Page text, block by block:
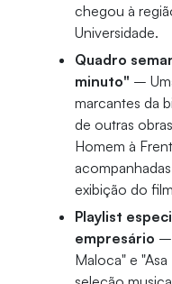
chegou à
Universidade.
Quadro
minuto" –
marcantes da
de outras
Homem à
exibição do
Playlist
empresário –
Maloca" e